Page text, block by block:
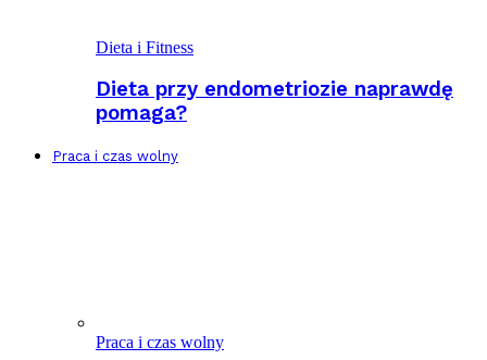
Dieta i Fitness
Dieta przy endometriozie naprawdę
pomaga?
Praca i czas wolny
Praca i czas wolny